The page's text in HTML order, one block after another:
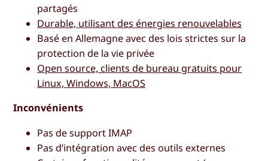
partagés
Durable, utilisant des énergies renouvelables
Basé en Allemagne avec des lois strictes sur la
protection de la vie privée
Open source, clients de bureau gratuits pour
Linux, Windows, MacOS
Inconvénients
Pas de support IMAP
Pas d’intégration avec des outils externes